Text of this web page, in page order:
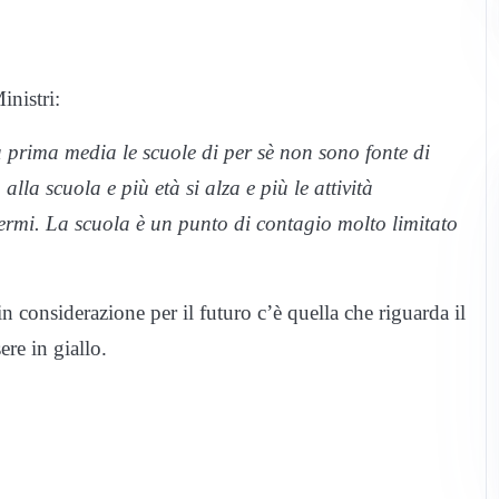
media le scuole di per sè non sono fonte di
scuola e più età si alza e più le attività
La scuola è un punto di contagio molto limitato
considerazione per il futuro c’è quella che riguarda il
in giallo.